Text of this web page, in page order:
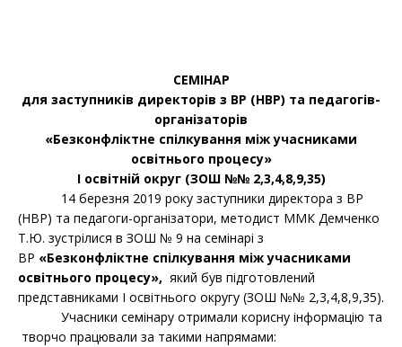
СЕМІНАР
для заступників директорів з ВР (НВР) та педагогів-
організаторів
«Безконфліктне спілкування між учасниками
освітнього процесу»
І освітній округ (ЗОШ №№ 2,3,4,8,9,35)
14 березня 2019 року заступники директора з ВР
(НВР) та педагоги-організатори, методист ММК Демченко
Т.Ю. зустрілися в ЗОШ № 9 на семінарі з
ВР «Безконфліктне спілкування між учасниками
освітнього процесу», який був підготовлений
представниками І освітнього округу (ЗОШ №№ 2,3,4,8,9,35).
Учасники семінару отримали корисну інформацію та
творчо працювали за такими напрямами: